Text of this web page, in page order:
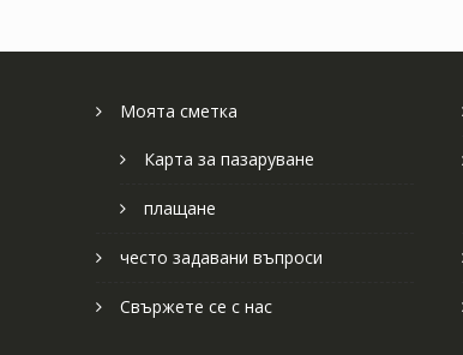
Моята сметка
Карта за пазаруване
плащане
често задавани въпроси
Свържете се с нас